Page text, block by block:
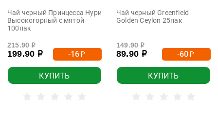
Чай черный Принцесса Нури
Высокогорный с мятой
100пак
215.90 р
199.90 р -16р
КУПИТЬ
Чай черный Greenfield
Golden Ceylon 25пак
149.90 р
89.90 р -60р
КУПИТЬ